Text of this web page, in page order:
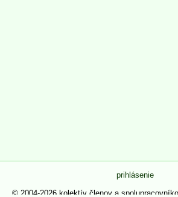
prihlásenie
© 2004-2026 kolektív členov a